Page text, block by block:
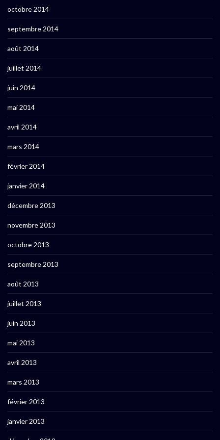
octobre 2014
septembre 2014
août 2014
juillet 2014
juin 2014
mai 2014
avril 2014
mars 2014
février 2014
janvier 2014
décembre 2013
novembre 2013
octobre 2013
septembre 2013
août 2013
juillet 2013
juin 2013
mai 2013
avril 2013
mars 2013
février 2013
janvier 2013